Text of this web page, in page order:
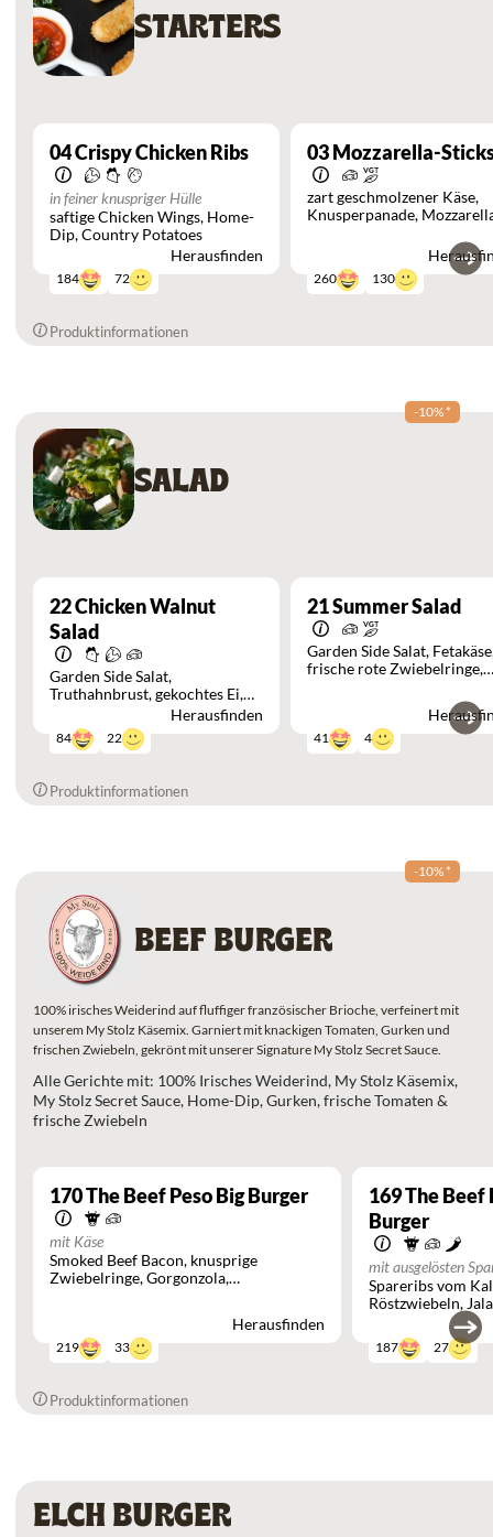
STARTERS
04Crispy Chicken Ribs
in feiner knuspriger Hülle
saftige Chicken Wings Home-
Dip Country Potatoes
Herausfinden
184 72
03Mozzarella-
zart geschmolzener Käse
Knusperpanade
260 130
Produktinformationen
-10% *
SALAD
22Chicken Walnut
Salad
Garden Side Salat
Truthahnbrust gekochtes Ei
geröstete Walnüsse Parmesan
Herausfinden
84 22
21Summer Salad
Garden Side Salat Fetakäse
frische rote Zwiebelringe
41 4
Produktinformationen
-10% *
BEEF BURGER
100% irisches Weiderind auf fluffiger französischer Brioche, verfeinert mit
unserem My Stolz Käsemix. Garniert mit knackigen Tomaten, Gurken und
frischen Zwiebeln, gekrönt mit unserer Signature My Stolz Secret Sauce.
Alle Gerichte mit: 100% Irisches Weiderind, My Stolz Käsemix,
My Stolz Secret Sauce, Home-Dip, Gurken, frische Tomaten &
frische Zwiebeln
170The Beef Peso Big Burger
mit Käse
Smoked Beef Bacon knusprige
Zwiebelringe Gorgonzola
Herausfinden
219 33
169The Beef
Burger
mit ausgelösten
Spareribs vom
Röstzwiebeln
187 27
Produktinformationen
ELCH BURGER